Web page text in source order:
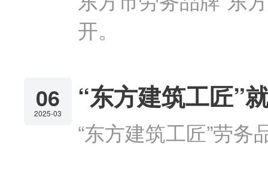
开。
06
2025-03
“东方建筑工匠”
“东方建筑工匠”劳